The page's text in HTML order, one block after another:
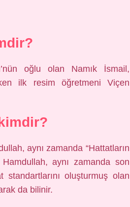
oğlu olan Namık İsmail,
ilk resim öğretmeni Viçen
aynı zamanda “Hattatların
aynı zamanda son
oluşturmuş olan
da bilinir.